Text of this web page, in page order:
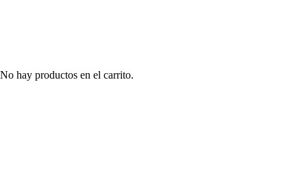
No hay productos en el carrito.